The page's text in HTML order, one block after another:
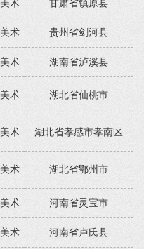
术 甘肃省镇原县
术 贵州省剑河县
术 湖南省泸溪县
术 湖北省仙桃市
术 湖北省孝感市孝南区
术 湖北省鄂州市
术 河南省灵宝市
术 河南省卢氏县